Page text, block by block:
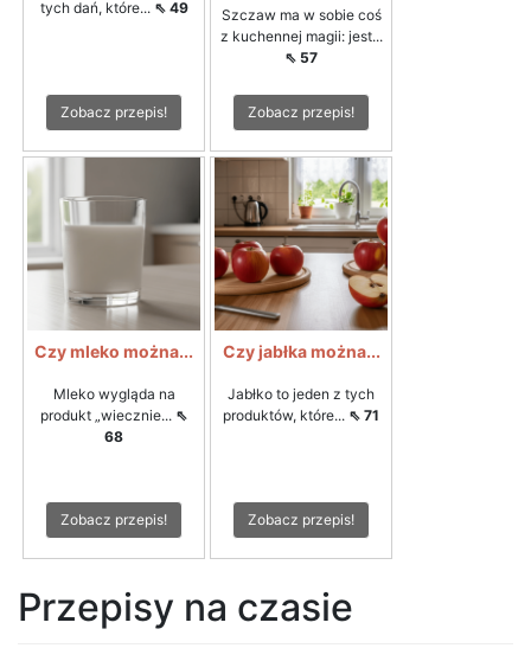
tych dań, które... ⇖ 49
Zobacz przepis!
Szczaw ma w sobie coś
z kuchennej magii: jest...
⇖ 57
Zobacz przepis!
Czy mleko można...
Mleko wygląda na
produkt „wiecznie... ⇖
68
Zobacz przepis!
Czy jabłka można...
Jabłko to jeden z tych
produktów, które... ⇖ 71
Zobacz przepis!
Przepisy na czasie